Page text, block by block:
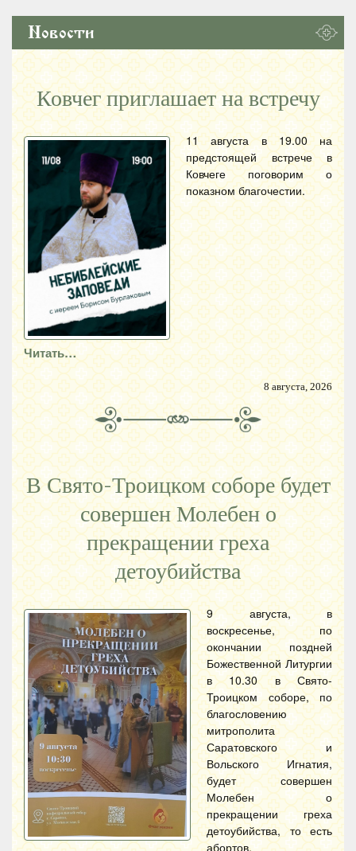
Новости
Ковчег приглашает на встречу
11 августа в 19.00 на
предстоящей встрече в
Ковчеге поговорим о
показном благочестии.
Читать…
8 августа, 2026
В Свято-Троицком соборе будет
совершен Молебен о
прекращении греха
детоубийства
9 августа, в
воскресенье, по
окончании поздней
Божественной Литургии
в 10.30 в Свято-
Троицком соборе, по
благословению
митрополита
Саратовского и
Вольского Игнатия,
будет совершен
Молебен о
прекращении греха
детоубийства, то есть
абортов.